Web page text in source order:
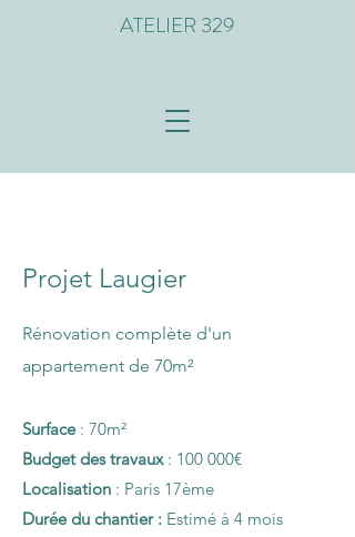
ATELIER 329
Projet Laugier
Rénovation complète d'un
appartement de 70m²
Surface : 70m²
Budget des travaux : 100 000€
Localisation : Paris 17ème
Durée du chantier : Estimé à 4 mois